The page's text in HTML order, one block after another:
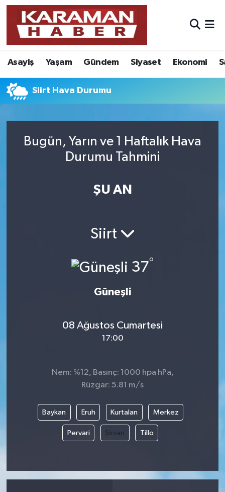
Asayiş Yaşam Gündem Siyaset Ekonomi
Siirt Hava Durumu
Bugün, Yarın ve 1 Haftalık Hava
Durumu Tahmini
ŞU AN
Siirt
37°
Güneşli
08 Ağustos Cumartesi
17:00
Nem: %12, Basınç: 1000 hpa hPa,
Rüzgar: 5.81 m/s
Baykan Eruh Kurtalan Merkez
Pervari Şirvan Tillo
Asayiş
Bilim - Teknoloji
Eğitim
Foto Galeri
Video Galeri
Nöbetçi Eczaneler
Hava Durumu
Karaman Namaz Vakitleri
Süper Lig Puan Durumu ve Fikstür
Son Dakika Haberleri